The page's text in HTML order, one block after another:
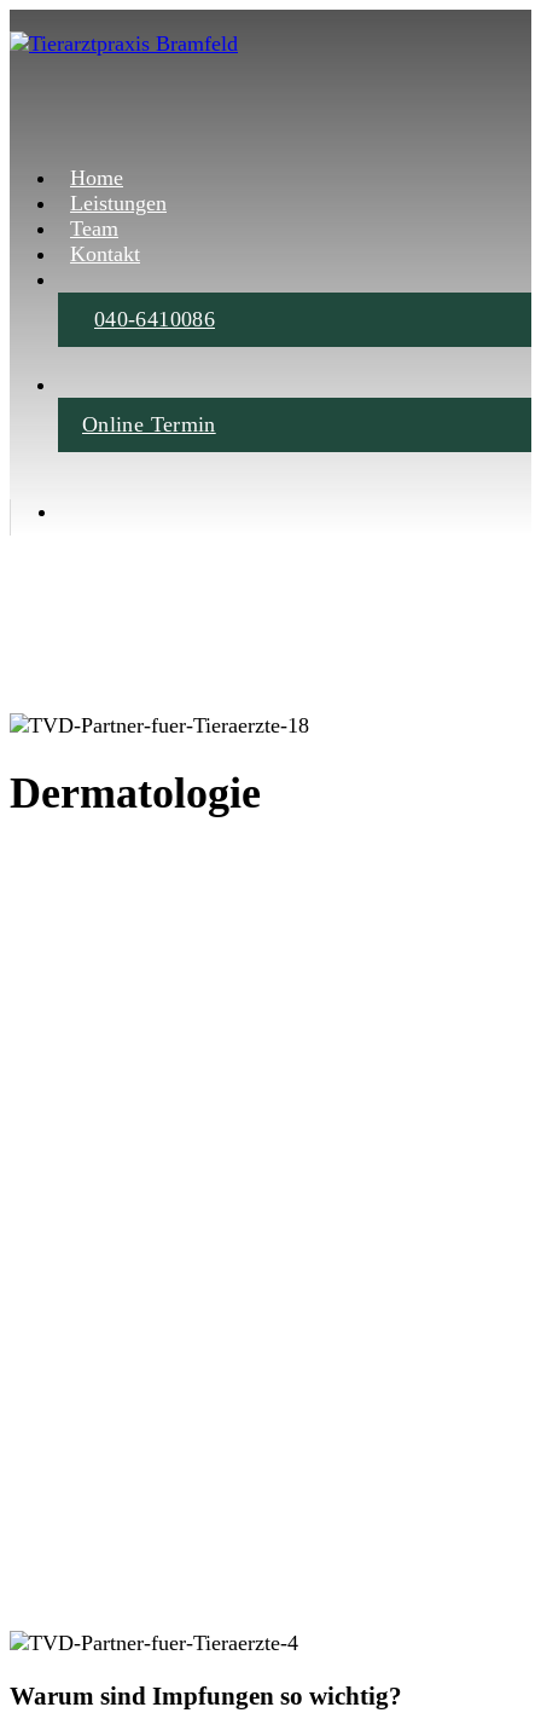
Home
Leistungen
Team
Kontakt
040-6410086
Online Termin
Dermatologie
Warum sind Impfungen so wichtig?